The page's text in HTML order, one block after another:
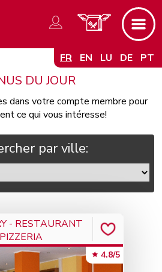
FR EN LU DE PT
DU JOUR
dans votre compte membre pour
ce qui vous intéresse!
par ville:
- RESTAURANT
PIZZERIA
4.8/5